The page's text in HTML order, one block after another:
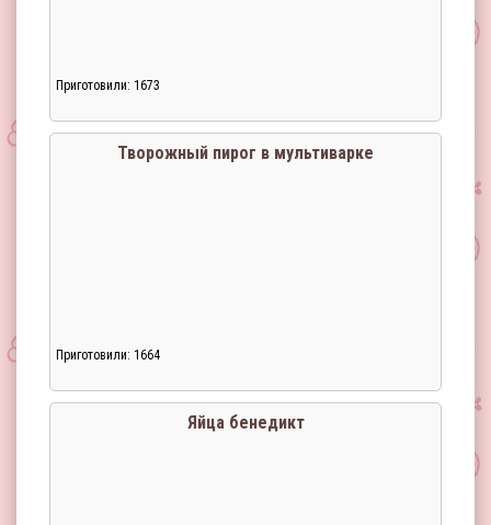
Приготовили: 1673
Творожный пирог в мультиварке
Приготовили: 1664
Яйца бенедикт